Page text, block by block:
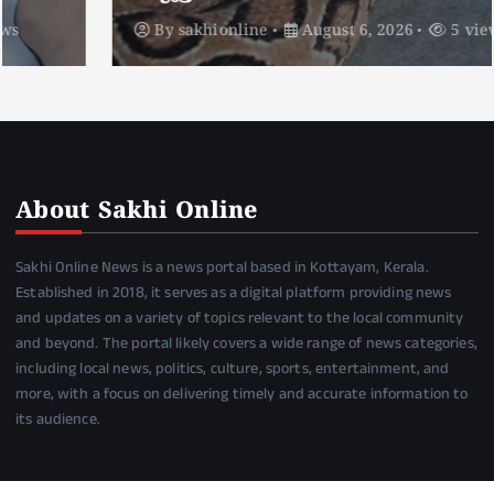
sakhionline August 6, 2026 5 views
About Sakhi Online
Sakhi Online News is a news portal based in Kottayam, Kerala.
Established in 2018, it serves as a digital platform providing news
and updates on a variety of topics relevant to the local community
and beyond. The portal likely covers a wide range of news categories,
including local news, politics, culture, sports, entertainment, and
more, with a focus on delivering timely and accurate information to
its audience.